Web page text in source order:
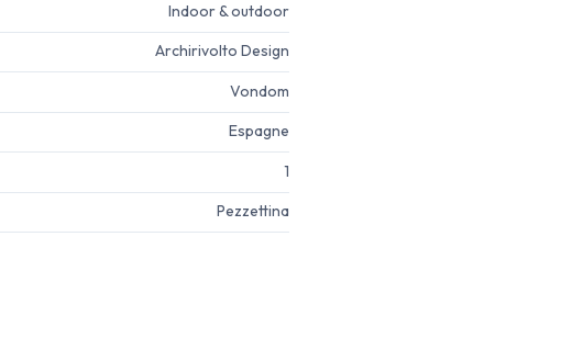
Indoor & outdoor
Archirivolto Design
Vondom
Espagne
1
Pezzettina